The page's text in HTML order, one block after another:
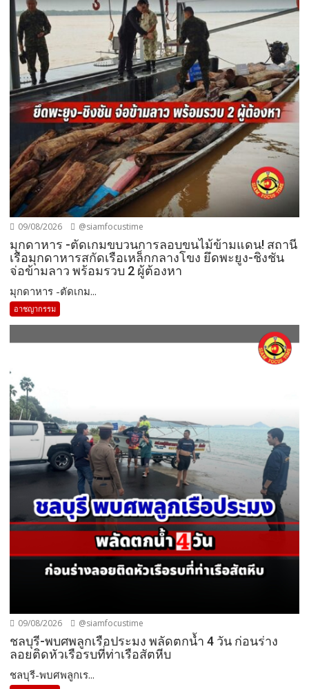
09/08/2026 @siamfocustime
มุกดาหาร -ตัดเกมขบวนการลอบขนไม้ข้ามแดน! สถานี
เรือมุกดาหารสกัดเรือเหล็กกลางโขง ยึดพะยูง-ชิงชัน
จ่อข้ามลาว พร้อมรวบ 2 ผู้ต้องหา
มุกดาหาร -ตัดเกม...
อาชญากรรม
09/08/2026 @siamfocustime
ชลบุรี-พบศพลูกเรือประมง พลัดตกน้ำ 4 วัน ก่อนร่าง
ลอยติดหัวเรือรบที่ท่าเรือสัตหีบ
ชลบุรี-พบศพลูกเร...